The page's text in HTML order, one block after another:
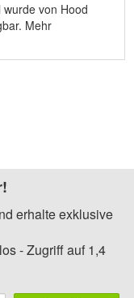
wurde von Hood
Mehr
erhalte exklusive
- Zugriff auf 1,4